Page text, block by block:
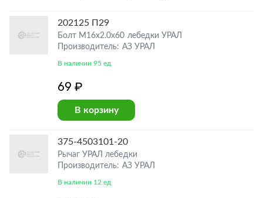
202125 П29
Болт М16х2.0х60 лебедки УРАЛ
Производитель: АЗ УРАЛ
В наличии 95 ед
69 ₽
В корзину
375-4503101-20
Рычаг УРАЛ лебедки
Производитель: АЗ УРАЛ
В наличии 12 ед